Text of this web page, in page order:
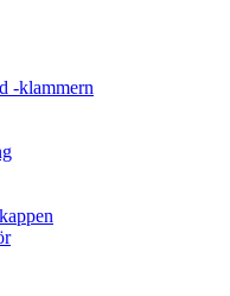
-klammern